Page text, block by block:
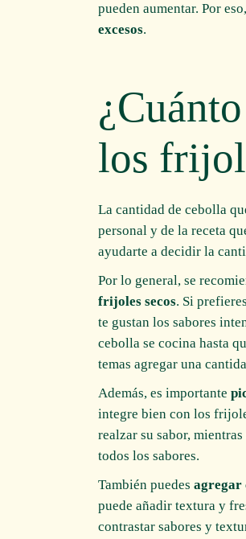
pueden aumentar. Por
excesos.
los
La cantidad de cebolla
personal y de la receta
ayudarte a decidir la
Por lo general, se
frijoles secos. Si
te gustan los sabores
cebolla se cocina hasta
temas agregar una
Además, es importante
integre bien con los
realzar su sabor,
todos los sabores.
También puedes agregar
puede añadir textura y
contrastar sabores y